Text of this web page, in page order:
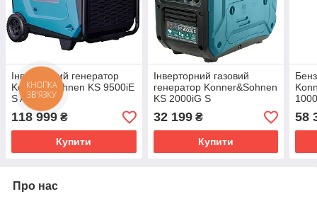
Інверторний генератор
Konner&Sohnen KS 9500iE
S ATSR
118 999 ₴
Купити
Інверторний газовий
генератор Konner&Sohnen
KS 2000iG S
32 199₴
Купити
58
Про нас
КНОПКА
ЗВ'ЯЗКУ